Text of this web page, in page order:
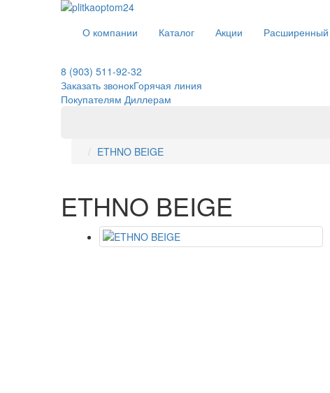
О компании Каталог Акции Расширенный
8 (903) 511-92-32
Заказать звонокГорячая линия
Покупателям Диллерам
ETHNO BEIGE
ETHNO BEIGE